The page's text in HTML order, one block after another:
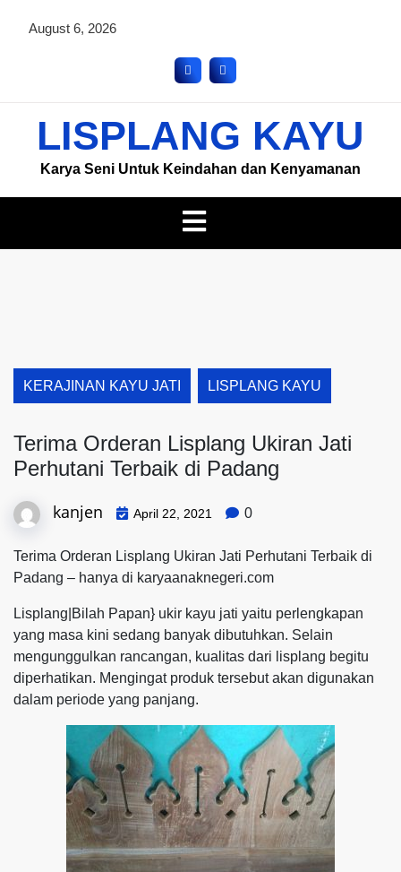
August 6, 2026
LISPLANG KAYU
Karya Seni Untuk Keindahan dan Kenyamanan
KERAJINAN KAYU JATI LISPLANG KAYU
Terima Orderan Lisplang Ukiran Jati
Perhutani Terbaik di Padang
kanjen April 22, 2021 0
Terima Orderan Lisplang Ukiran Jati Perhutani Terbaik di
Padang – hanya di karyaanaknegeri.com
Lisplang|Bilah Papan} ukir kayu jati yaitu perlengkapan
yang masa kini sedang banyak dibutuhkan. Selain
mengunggulkan rancangan, kualitas dari lisplang begitu
diperhatikan. Mengingat produk tersebut akan digunakan
dalam periode yang panjang.